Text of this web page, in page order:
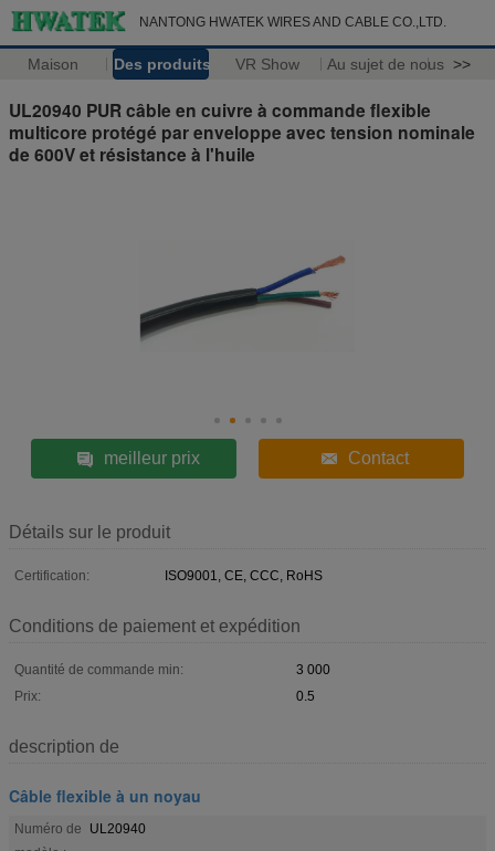
NANTONG HWATEK WIRES AND CABLE CO.,LTD.
Maison Des produits VR Show Au sujet de nous >>
UL20940 PUR câble en cuivre à commande flexible
multicore protégé par enveloppe avec tension nominale
de 600V et résistance à l'huile
meilleur prix Contact
Détails sur le produit
Certification: ISO9001, CE, CCC, RoHS
Conditions de paiement et expédition
Quantité de commande min:
3 000
Prix:
0.5
description de
Câble flexible à un noyau
Numéro de
UL20940